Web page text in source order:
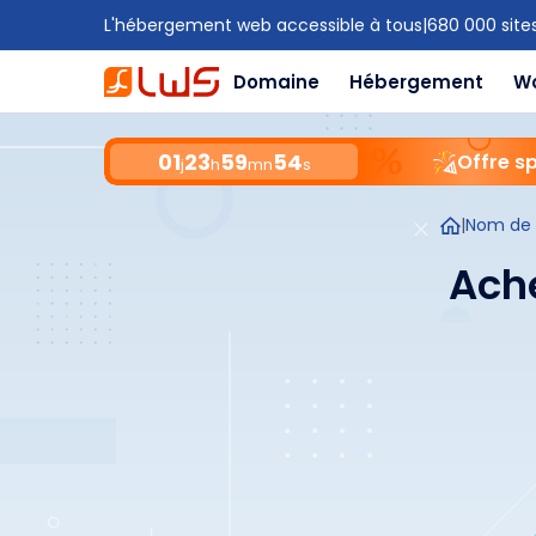
L'hébergement web accessible à tous|680 000
Domaine Hébergement
01j23h59mn53s Offre
|Nom